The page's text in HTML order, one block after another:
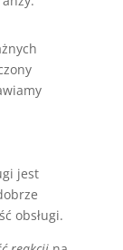
jest
obsługi.